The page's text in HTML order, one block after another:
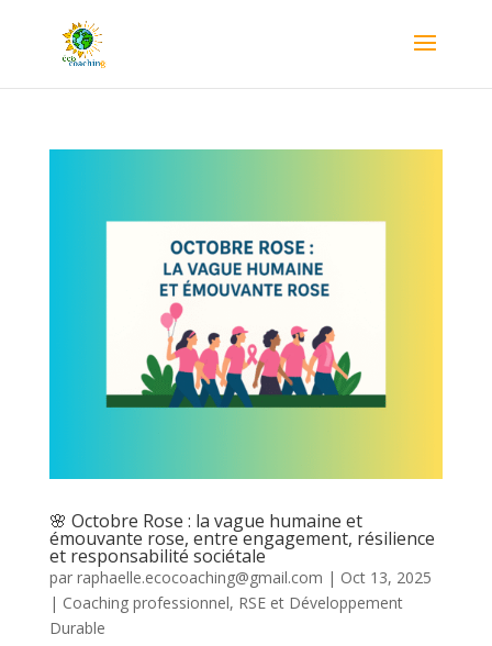
🌸 Octobre Rose : la vague humaine et
émouvante rose, entre engagement, résilience
et responsabilité sociétale
par raphaelle.ecocoaching@gmail.com | Oct 13, 2025
| Coaching professionnel, RSE et Développement
Durable